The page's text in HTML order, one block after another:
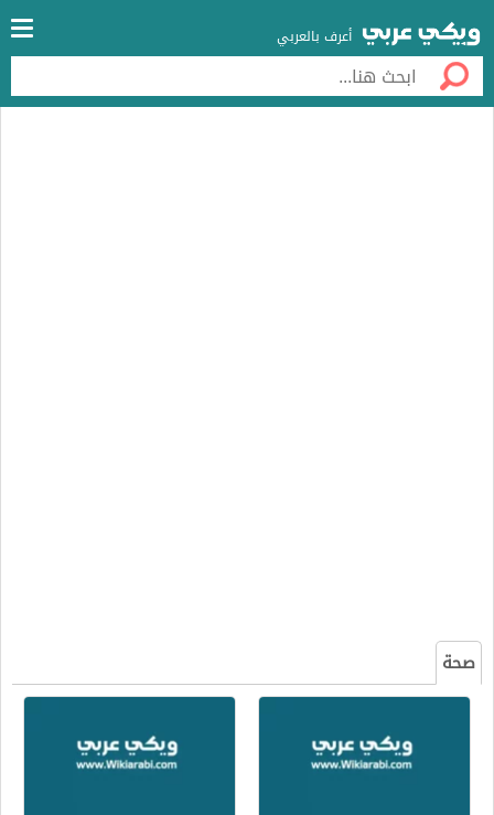
أعرف بالعربي
صحة